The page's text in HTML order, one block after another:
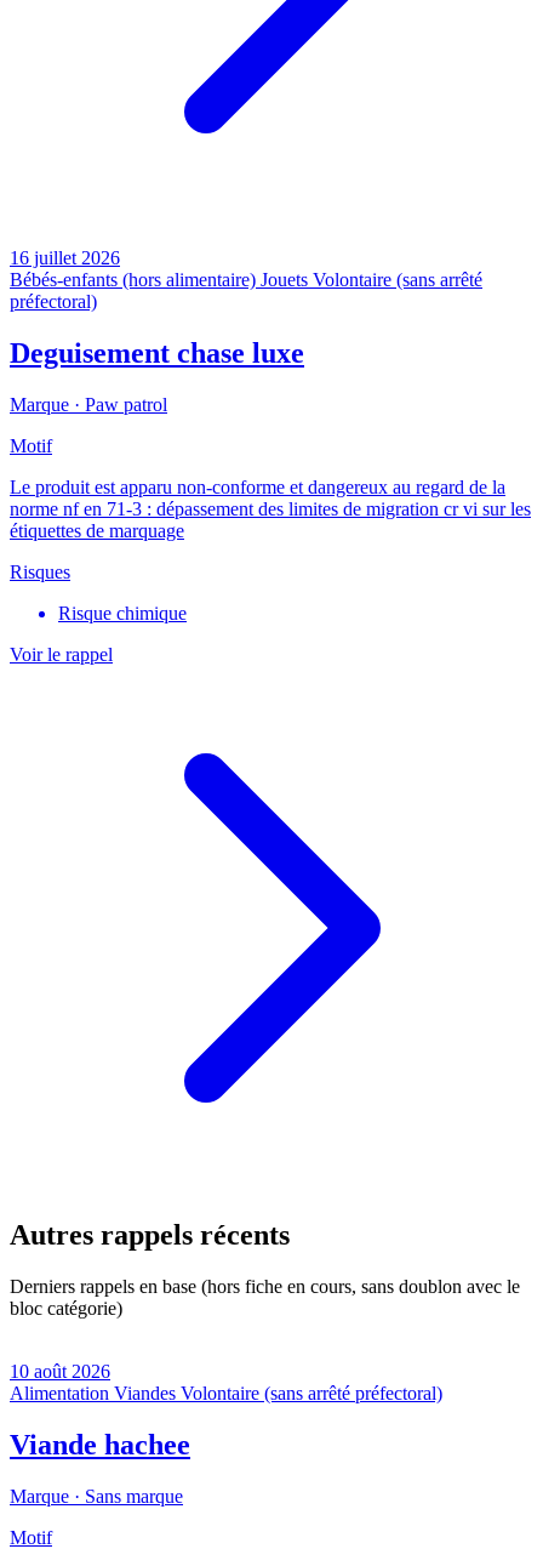
16 juillet 2026
Bébés-enfants (hors alimentaire) Jouets Volontaire (sans arrêté
préfectoral)
Deguisement chase luxe
Marque · Paw patrol
Motif
Le produit est apparu non-conforme et dangereux au regard de la
norme nf en 71-3 : dépassement des limites de migration cr vi sur les
étiquettes de marquage
Risques
Risque chimique
Voir le rappel
Autres rappels récents
Derniers rappels en base (hors fiche en cours, sans doublon avec le
bloc catégorie)
10 août 2026
Alimentation Viandes Volontaire (sans arrêté préfectoral)
Viande hachee
Marque · Sans marque
Motif